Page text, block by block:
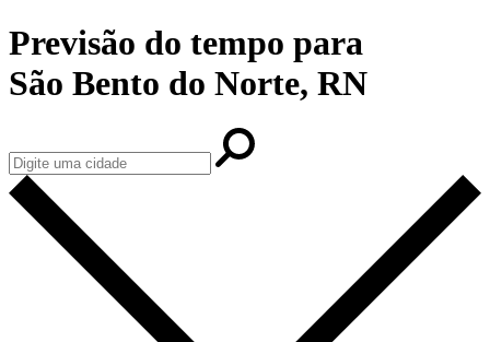
Previsão do tempo para
São Bento do Norte, RN